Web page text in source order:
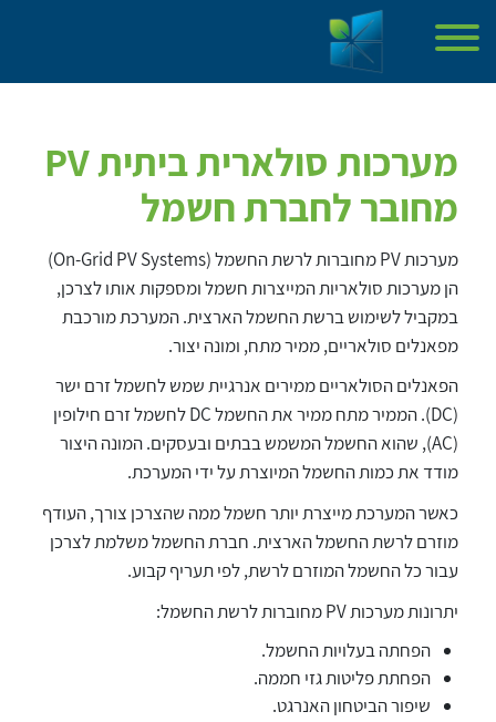
פרויקטים שעשינו
שירותים
מאמרים
צור קשר
השאירו פרטים ונחזור אליכם בהקדם
Please leave this field empty.
מאשר קבלת פרסומים
מערכות סולארית ביתית PV
מחובר לחברת חשמל
מערכות PV מחוברות לרשת החשמל (On-Grid PV Systems)
הן מערכות סולאריות המייצרות חשמל ומספקות אותו לצרכן,
במקביל לשימוש ברשת החשמל הארצית. המערכת מורכבת
מפאנלים סולאריים, ממיר מתח, ומונה יצור.
הפאנלים הסולאריים ממירים אנרגיית שמש לחשמל זרם ישר
(DC). הממיר מתח ממיר את החשמל DC לחשמל זרם חילופין
(AC), שהוא החשמל המשמש בבתים ובעסקים. המונה היצור
מודד את כמות החשמל המיוצרת על ידי המערכת.
כאשר המערכת מייצרת יותר חשמל ממה שהצרכן צורך, העודף
מוזרם לרשת החשמל הארצית. חברת החשמל משלמת לצרכן
עבור כל החשמל המוזרם לרשת, לפי תעריף קבוע.
יתרונות מערכות PV מחוברות לרשת החשמל:
הפחתה בעלויות החשמל.
הפחתת פליטות גזי חממה.
שיפור הביטחון האנרגט.